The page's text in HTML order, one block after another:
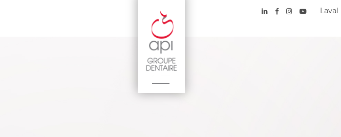
Laval